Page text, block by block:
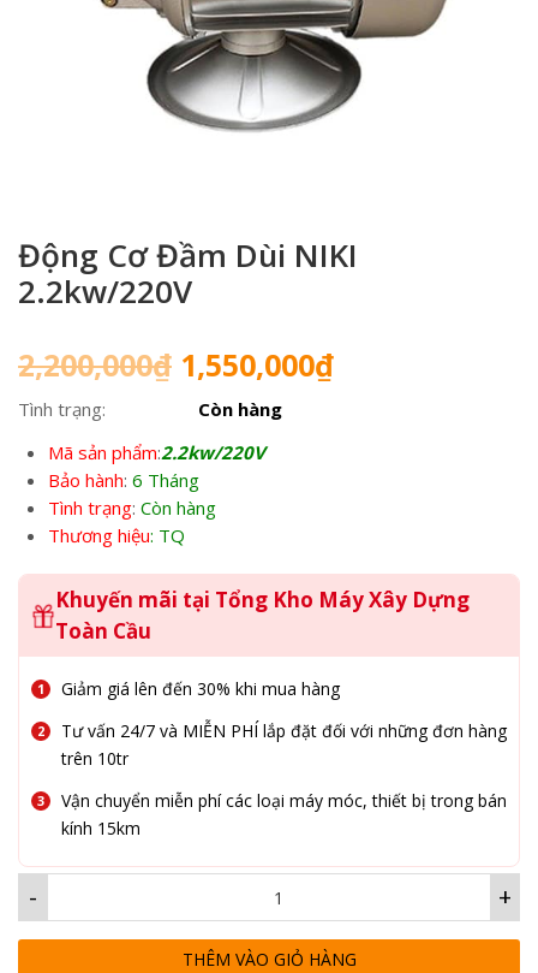
Động Cơ Đầm Dùi NIKI
2.2kw/220V
2,200,000₫ Giá
gốc
là:
2,200,000₫.
1,550,000₫Giá
Tình trạng:
Còn hàng
Mã sản phẩm:2.2kw/220V
Bảo hành: 6 Tháng
Tình trạng: Còn hàng
Thương hiệu: TQ
Khuyến mãi tại Tổng Kho Máy Xây Dựng
Toàn Cầu
Giảm giá lên đến 30% khi mua hàng
Tư vấn 24/7 và MIỄN PHÍ lắp đặt đối với những đơn hàng
trên 10tr
Vận chuyển miễn phí các loại máy móc, thiết bị trong bán
kính 15km
+
-
THÊM VÀO GIỎ HÀNG